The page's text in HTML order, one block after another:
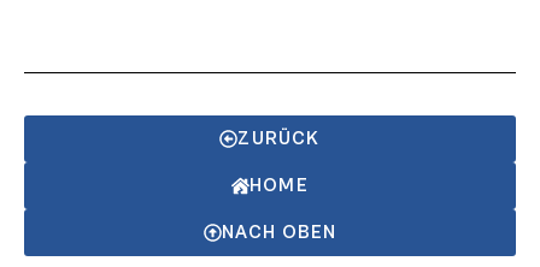
ZURÜCK
HOME
NACH OBEN